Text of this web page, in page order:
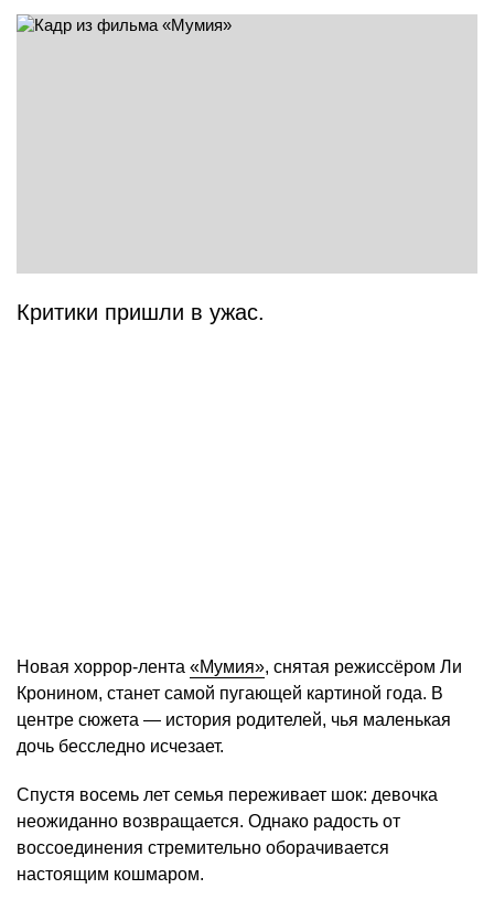
Критики пришли в ужас.
Новая хоррор-лента «Мумия», снятая режиссёром Ли
Кронином, станет самой пугающей картиной года. В
центре сюжета — история родителей, чья маленькая
дочь бесследно исчезает.
Спустя восемь лет семья переживает шок: девочка
неожиданно возвращается. Однако радость от
воссоединения стремительно оборачивается
настоящим кошмаром.